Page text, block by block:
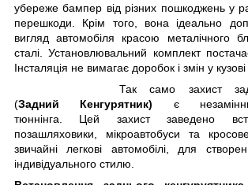
убереже бампер від різних пошкоджень у
перешкоди. Крім того, вона ідеально
вигляд автомобіля красою металічного
сталі. Установлювальний комплект
Інсталяція не вимагає доробок і змін у кузові
Так само захист
(Задний Кенгурятник) є
тюннінга. Цей захист заведено
позашляховики, мікроавтобуси та
звичайні легкові автомобілі, для
індивідуального стилю.